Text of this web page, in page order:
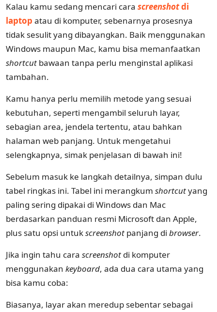
Kalau kamu sedang mencari cara screenshotdi
laptop atau di komputer, sebenarnya prosesnya
tidak sesulit yang dibayangkan. Baik menggunakan
Windows maupun Mac, kamu bisa memanfaatkan
shortcut bawaan tanpa perlu menginstal aplikasi
tambahan.
Kamu hanya perlu memilih metode yang sesuai
kebutuhan, seperti mengambil seluruh layar,
sebagian area, jendela tertentu, atau bahkan
halaman web panjang. Untuk mengetahui
selengkapnya, simak penjelasan di bawah ini!
Sebelum masuk ke langkah detailnya, simpan dulu
tabel ringkas ini. Tabel ini merangkum shortcutyang
paling sering dipakai di Windows dan Mac
berdasarkan panduan resmi Microsoft dan Apple,
plus satu opsi untukscreenshot panjang di browser.
Jika ingin tahu cara screenshot di komputer
menggunakan keyboard, ada dua cara utama yang
bisa kamu coba:
Biasanya, layar akan meredup sebentar sebagai